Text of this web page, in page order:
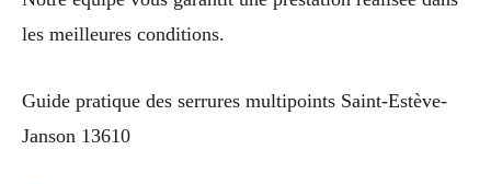
les meilleures conditions.
Guide pratique des serrures multipoints Saint-Estève-
Janson 13610